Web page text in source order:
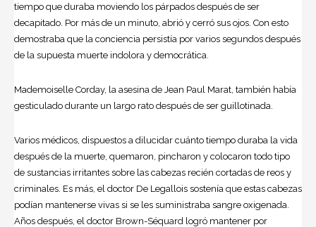
tiempo que duraba moviendo los párpados después de ser
decapitado. Por más de un minuto, abrió y cerró sus ojos. Con esto
demostraba que la conciencia persistía por varios segundos después
de la supuesta muerte indolora y democrática.
Mademoiselle Corday, la asesina de Jean Paul Marat, también había
gesticulado durante un largo rato después de ser guillotinada.
Varios médicos, dispuestos a dilucidar cuánto tiempo duraba la vida
después de la muerte, quemaron, pincharon y colocaron todo tipo
de sustancias irritantes sobre las cabezas recién cortadas de reos y
criminales. Es más, el doctor De Legallois sostenía que estas cabezas
podían mantenerse vivas si se les suministraba sangre oxigenada.
Años después, el doctor Brown-Séquard logró mantener por